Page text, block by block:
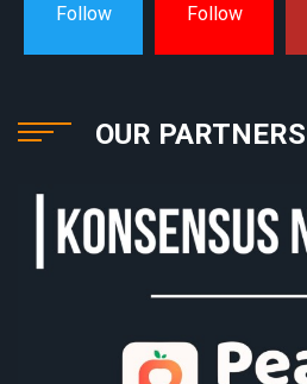
Follow Follow
OUR PARTNERS